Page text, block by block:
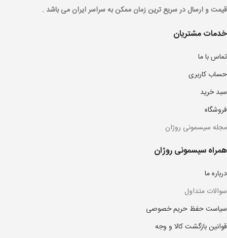
قیمت و ارسال در سریع ترین زمان ممکن به سراسر ایران می باشد .
خدمات مشتریان
تماس با ما
حساب کاربری
سبد خرید
فروشگاه
مجله سیسمونی روژان
همراه سیسمونی روژان
درباره ما
سوالات متداول
سیاست حفظ حریم خصوصی
قوانین بازگشت کالا و وجه